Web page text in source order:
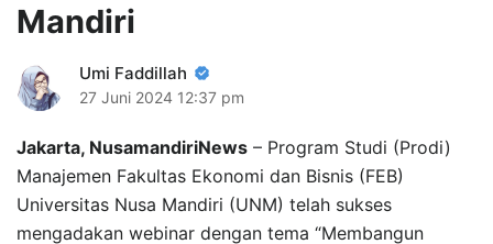
Mandiri
Umi Faddillah
27 Juni 2024 12:37 pm
Jakarta, NusamandiriNews – Program Studi (Prodi)
Manajemen Fakultas Ekonomi dan Bisnis (FEB)
Universitas Nusa Mandiri (UNM) telah sukses
mengadakan webinar dengan tema “Membangun